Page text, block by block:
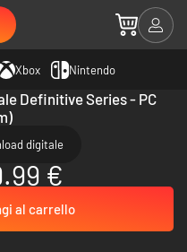
Xbox Nintendo
Definitive Series - PC
digitale
€
al carrello